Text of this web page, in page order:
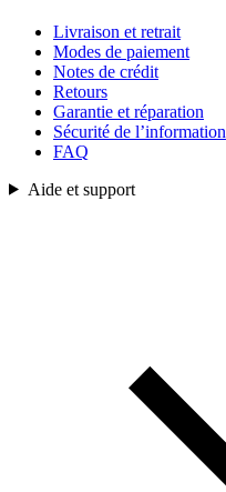
Livraison et retrait
Modes de paiement
Notes de crédit
Retours
Garantie et réparation
Sécurité de l’information
FAQ
Aide et support